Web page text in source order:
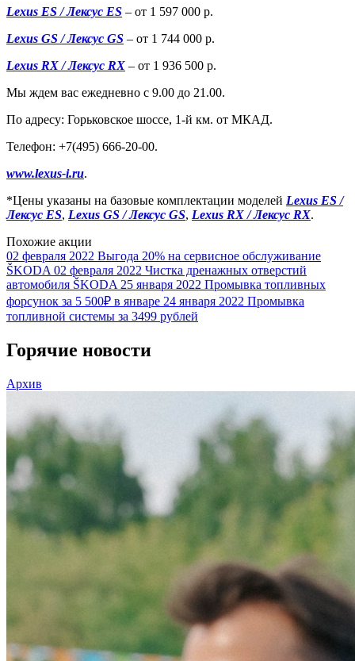
Lexus ES / Лексус ES – от 1 597 000 р.
Lexus GS / Лексус GS – от 1 744 000 р.
Lexus RX / Лексус RX – от 1 936 500 р.
Мы ждем вас ежедневно с 9.00 до 21.00.
По адресу: Горьковское шоссе, 1-й км. от МКАД.
Телефон: +7(495) 666-20-00.
www.lexus-i.ru.
*Цены указаны на базовые комплектации моделей Lexus ES /
Лексус ES, Lexus GS / Лексус GS, Lexus RX / Лексус RX.
Похожие акции
02 февраля 2022 Выгода 20% на сервисное обслуживание
ŠKODA 02 февраля 2022 Чистка дренажных отверстий
автомобиля ŠKODA 25 января 2022 Промывка топливных
форсунок за 5 500₽ в январе 24 января 2022 Промывка
топливной системы за 3499 рублей
Горячие новости
Архив